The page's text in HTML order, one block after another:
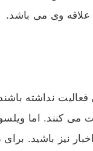
وی می باشد.
فعالیت نداشته
کنند. اما
نیز باشید. برای